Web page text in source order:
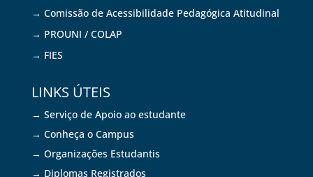
→ Comissão de Acessibilidade Pedagógica Atitudinal
→ PROUNI / COLAP
→ FIES
LINKS ÚTEIS
→ Serviço de Apoio ao estudante
→ Conheça o Campus
→ Organizações Estudantis
→ Diplomas Registrados